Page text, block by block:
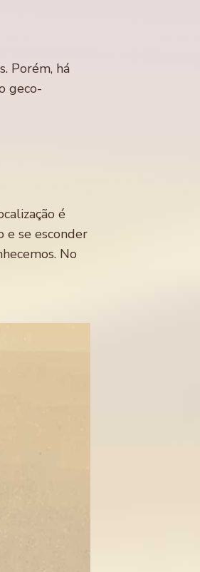
Porém, há
geco-
é
se esconder
No